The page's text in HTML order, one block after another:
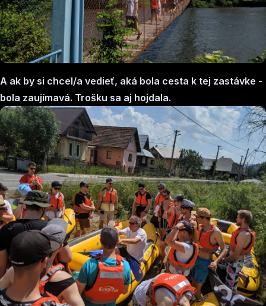
A ak by si chcel/a vedieť, aká bola cesta k tej zastávke -
bola zaujímavá. Trošku sa aj hojdala.